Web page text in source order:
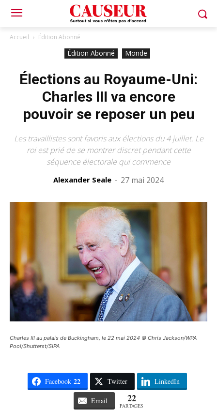
Accueil Édition Abonné
Édition Abonné Monde
Élections au Royaume-Uni:
Charles III va encore
pouvoir se reposer un peu
Les travaillistes sont favoris aux élections du 4 juillet. Le
roi est prié de se montrer discret pendant cette
séquence électorale qui commence
Alexander Seale - 27 mai 2024
Charles III au palais de Buckingham, le 22 mai 2024 © Chris Jackson/WPA
Pool/Shutterst/SIPA
Facebook 22 Twitter LinkedIn
Email 22
PARTAGES